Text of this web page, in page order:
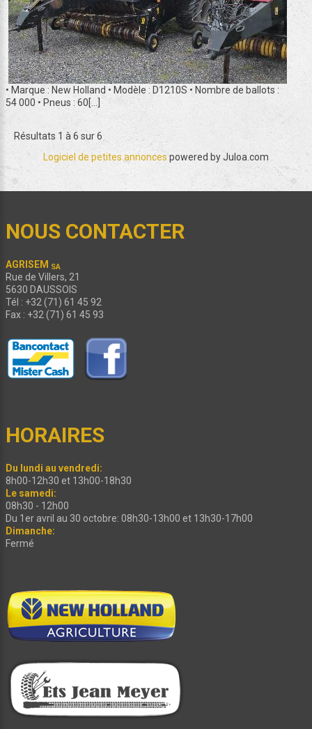
• Marque : New Holland • Modèle : D1210S • Nombre de ballots :
54 000 • Pneus : 60[...]
Résultats 1 à 6 sur 6
Logiciel de petites annonces powered by Juloa.com
NOUS CONTACTER
AGRISEM SA
Rue de Villers, 21
5630 DAUSSOIS
Tél : +32 (71) 61 45 92
Fax : +32 (71) 61 45 93
HORAIRES
Du lundi au vendredi:
8h00-12h30 et 13h00-18h30
Le samedi:
08h30 - 12h00
Du 1er avril au 30 octobre: 08h30-13h00 et 13h30-17h00
Dimanche:
Fermé